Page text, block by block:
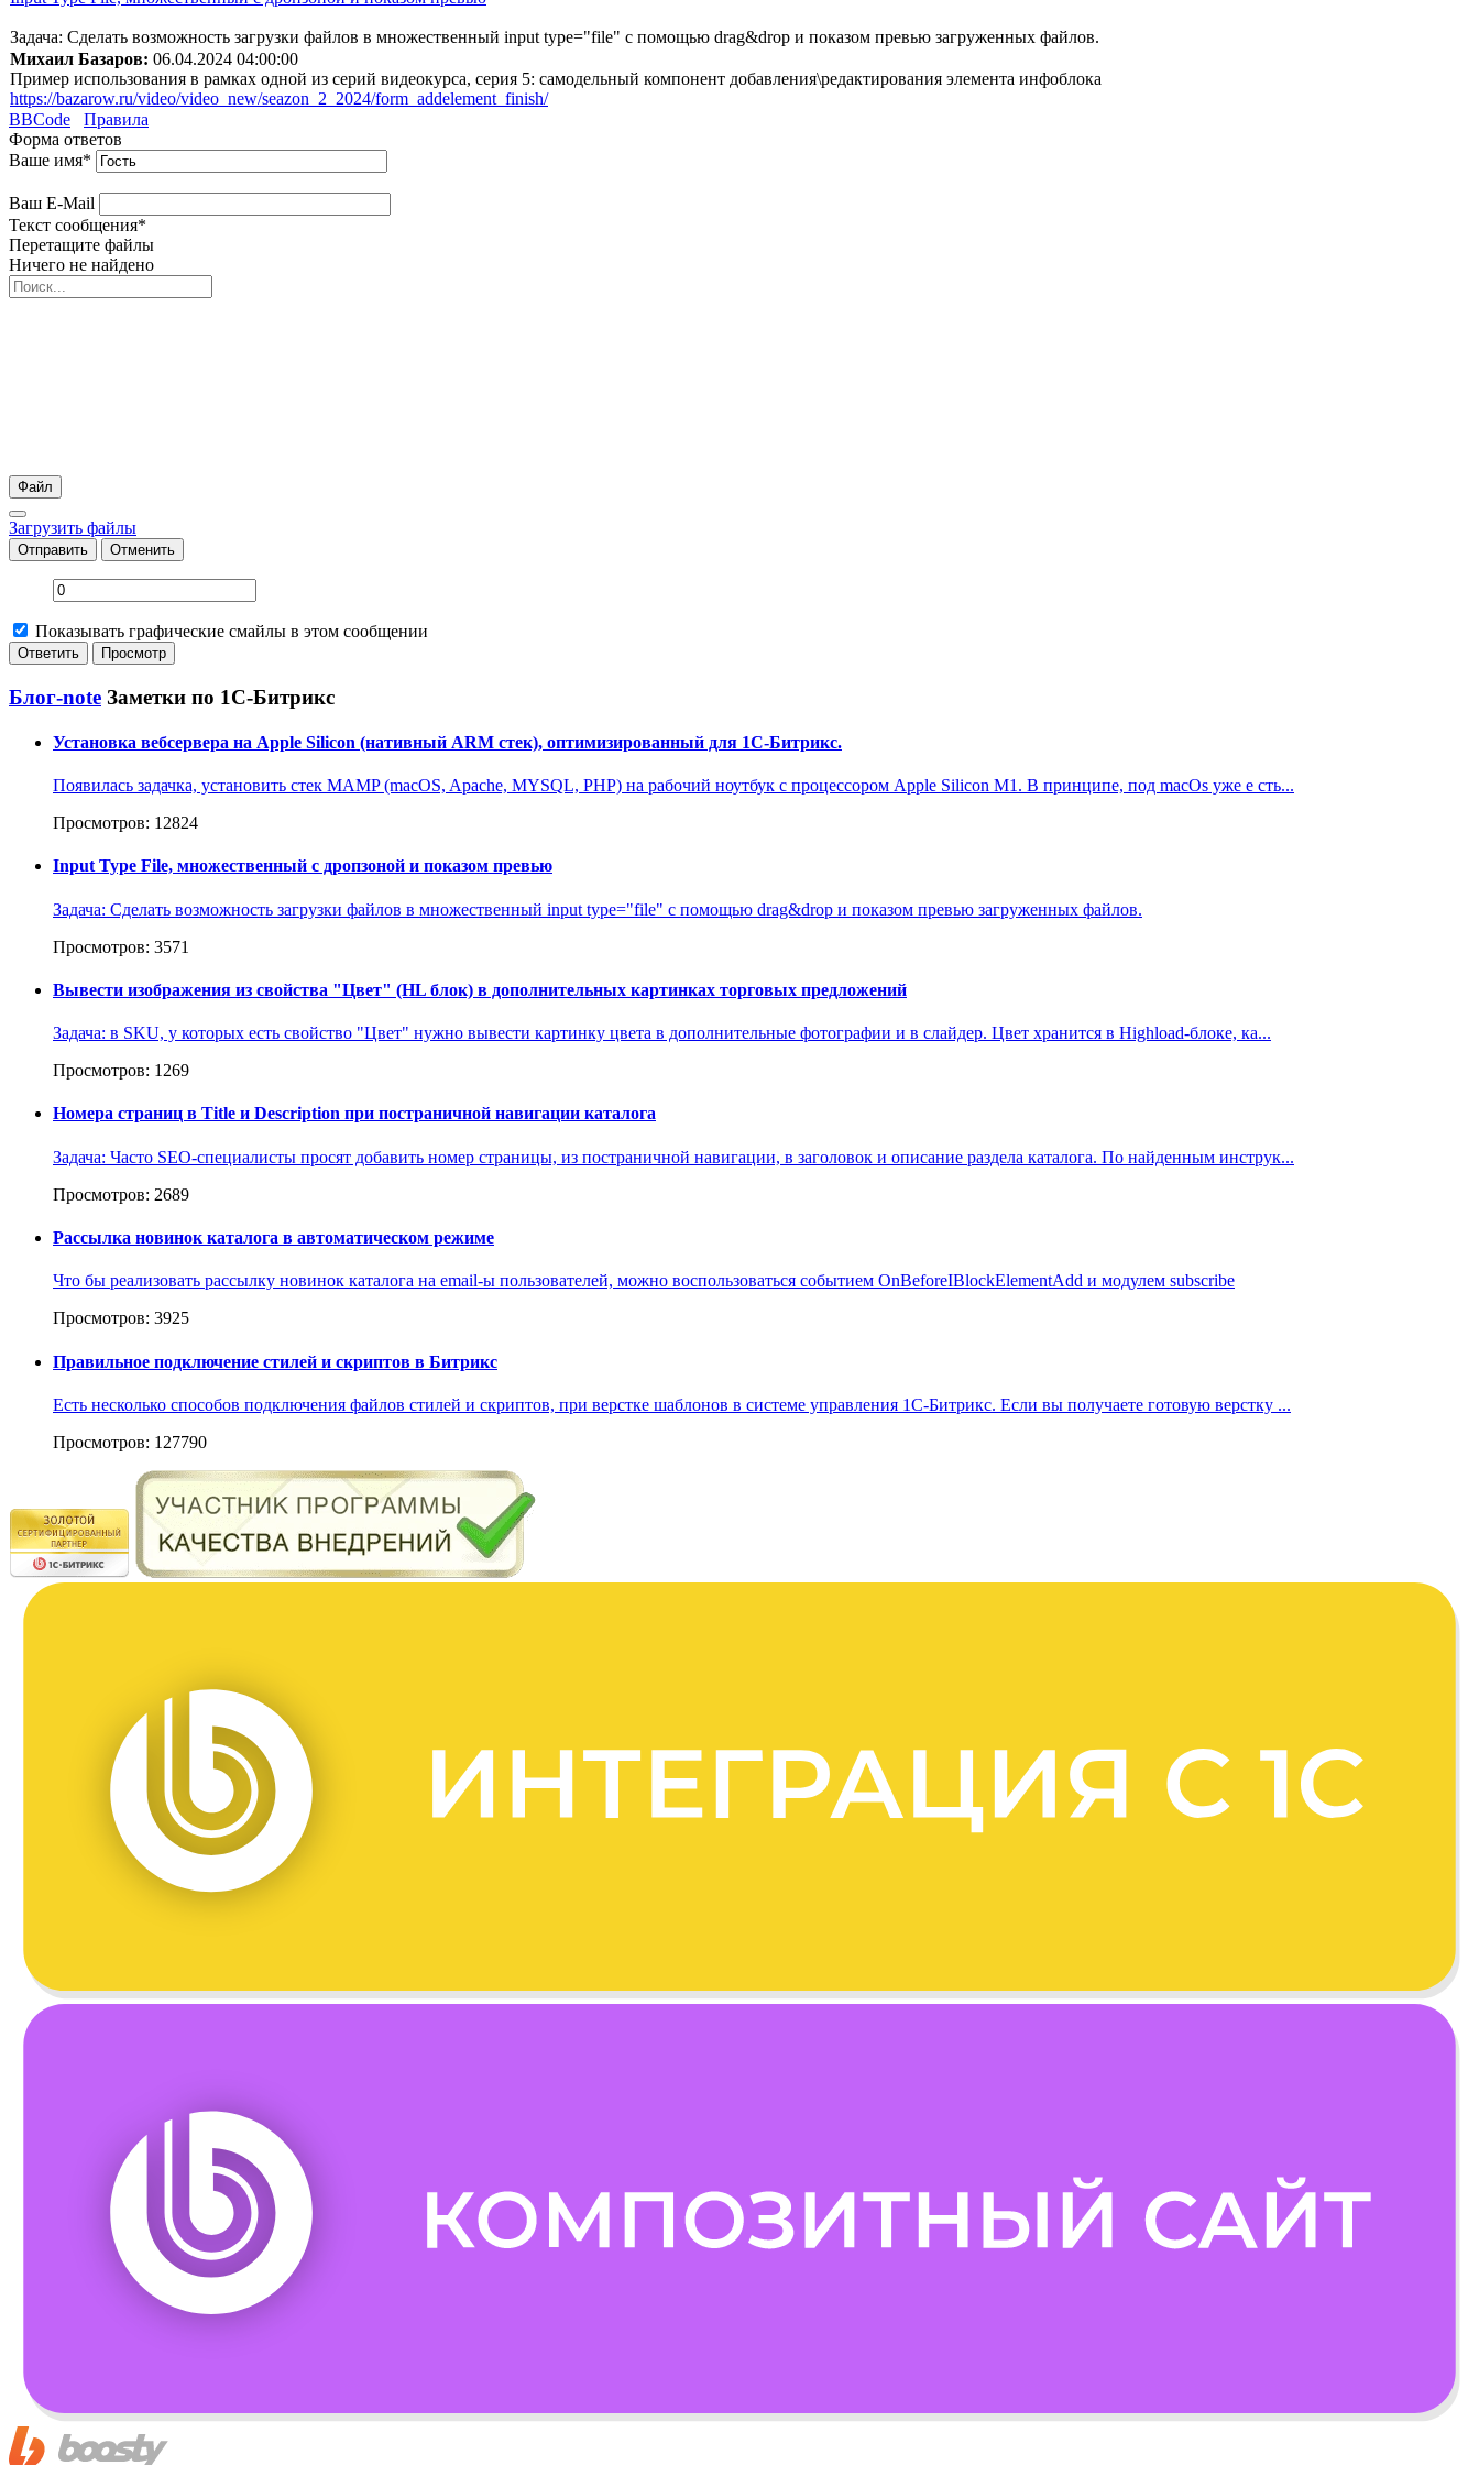
Задача: Сделать возможность загрузки файлов в множественный input type="file" c помощью drag&drop и показом превью загруженных файлов.
Михаил Базаров: 06.04.2024 04:00:00
Пример использования в рамках одной из серий видеокурса, серия 5: самодельный компонент добавления\редактирования элемента инфоблока
https://bazarow.ru/video/video_new/seazon_2_2024/form_addelement_finish/
BBCode
Правила
Форма ответов
Ваше имя*
Ваш E-Mail
Текст сообщения*
Перетащите файлы
Ничего не найдено
Файл
Загрузить файлы
Отправить Отменить
Показывать графические смайлы в этом сообщении
Блог-note Заметки по 1С-Битрикс
Установка вебсервера на Apple Silicon (нативный ARM стек), оптимизированный для 1С-Битрикс.
Появилась задачка, установить стек MAMP (macOS, Apache, MYSQL, PHP) на рабочий ноутбук с процессором Apple Silicon M1. В принципе, под macOs уже е сть...
Просмотров: 12824
Input Type File, множественный с дропзоной и показом превью
Задача: Сделать возможность загрузки файлов в множественный input type="file" c помощью drag&drop и показом превью загруженных файлов.
Просмотров: 3571
Вывести изображения из свойства "Цвет" (HL блок) в дополнительных картинках торговых предложений
Задача: в SKU, у которых есть свойство "Цвет" нужно вывести картинку цвета в дополнительные фотографии и в слайдер. Цвет хранится в Highload-блоке, ка...
Просмотров: 1269
Номера страниц в Title и Description при постраничной навигации каталога
Задача: Часто SEO-специалисты просят добавить номер страницы, из постраничной навигации, в заголовок и описание раздела каталога. По найденным инструк...
Просмотров: 2689
Рассылка новинок каталога в автоматическом режиме
Что бы реализовать рассылку новинок каталога на email-ы пользователей, можно воспользоваться событием OnBeforeIBlockElementAdd и модулем subscribe
Просмотров: 3925
Правильное подключение стилей и скриптов в Битрикс
Есть несколько способов подключения файлов стилей и скриптов, при верстке шаблонов в системе управления 1С-Битрикс. Если вы получаете готовую верстку ...
Просмотров: 127790